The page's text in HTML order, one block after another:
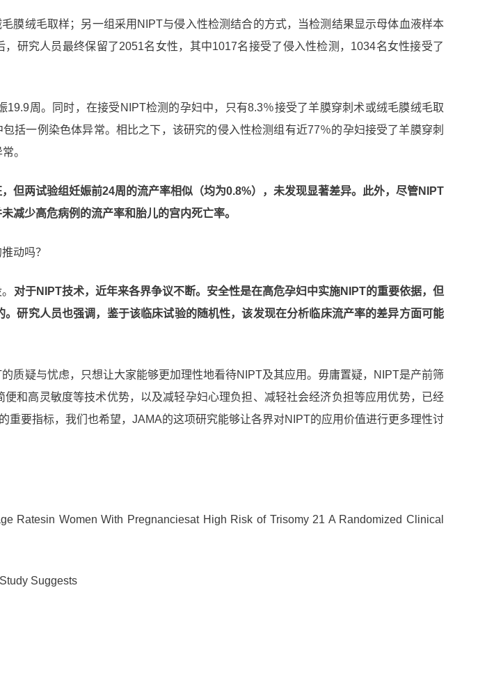
膜绒毛取样；另一组采用NIPT与侵入性检测结合的方式，当检测结果显示母体血液样本
研究人员最终保留了2051名女性，其中1017名接受了侵入性检测，1034名女性接受了
周。同时，在接受NIPT检测的孕妇中，只有8.3％接受了羊膜穿刺术或绒毛膜绒毛取
括一例染色体异常。相比之下，该研究的侵入性检测组有近77％的孕妇接受了羊膜穿刺
。
但两试验组妊娠前24周的流产率相似（均为0.8%），未发现显著差异。此外，尽管NIPT
减少高危病例的流产率和胎儿的宫内死亡率。
动吗？
对于NIPT技术，近年来各界争议不断。 安全性是在高危孕妇中实施NIPT的重要依据，但
。研究人员也强调，鉴于该临床试验的随机性，该发现在分析临床流产率的差异方面可能
质疑与忧虑，只想让大家能够更加理性地看待NIPT及其应用。毋庸置疑，NIPT是产前筛
和高灵敏度等技术优势，以及减轻孕妇心理负担、减轻社会经济负担等应用优势，已经
重要指标，我们也希望， JAMA的这项研究能够让各界对NIPT的应用价值进行更多理性讨
Ratesin Women With Pregnanciesat High Risk of Trisomy 21 A Randomized Clinical
Suggests